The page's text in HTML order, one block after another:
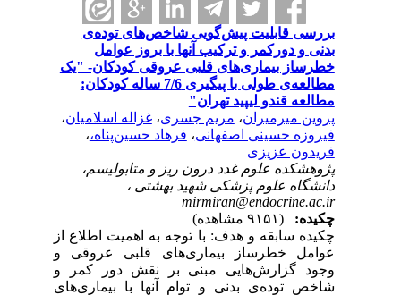
بررسی قابلیت پیش‌گویی شاخص‌های توده‌ی
بدنی و دورکمر و ترکیب آنها با بروز عوامل
خطرساز بیماری‌های قلبی عروقی کودکان- "یک
مطالعه‌ی طولی با پیگیری 7/6 ساله کودکان:
مطالعه قندو لیپید تهران"
پروین میرمیران ،مریم جسری،غزاله اسلامیان،
فیروزه حسینی اصفهانی،فرهاد حسین‌پناه،،
فریدون عزیزی
پژوهشکده علوم غدد درون ریز و متابولیسم،
دانشگاه علوم پزشکی شهید بهشتی ،
mirmiran@endocrine.ac.ir
چکیده:
چکیده سابقه و هدف: با توجه به اهمیت اطلاع از
عوامل خطرساز بیماری‌های قلبی عروقی و
وجود گزارش‌هایی مبنی بر نقش دور کمر و
شاخص توده‌ی بدنی و توام آنها با بیماری‌های